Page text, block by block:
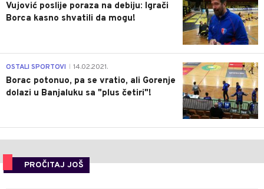
Vujović poslije poraza na debiju: Igrači
Borca kasno shvatili da mogu!
3
OSTALI SPORTOVI 14.02.2021.
Borac potonuo, pa se vratio, ali Gorenje
dolazi u Banjaluku sa "plus četiri"!
PROČITAJ JOŠ